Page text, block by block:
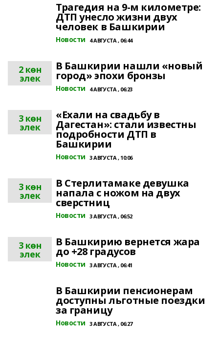
Трагедия на 9-м километре:
ДТП унесло жизни двух
человек в Башкирии
Новости 4 АВГУСТА , 06:44
2 көн
элек
В Башкирии нашли «новый
город» эпохи бронзы
Новости 4 АВГУСТА , 06:23
3 көн
элек
«Ехали на свадьбу в
Дагестан»: стали известны
подробности ДТП в
Башкирии
Новости 3 АВГУСТА , 10:06
3 көн
элек
В Стерлитамаке девушка
напала с ножом на двух
сверстниц
Новости 3 АВГУСТА , 06:52
3 көн
элек
В Башкирию вернется жара
до +28 градусов
Новости 3 АВГУСТА , 06:41
В Башкирии пенсионерам
доступны льготные поездки
за границу
Новости 3 АВГУСТА , 06:27